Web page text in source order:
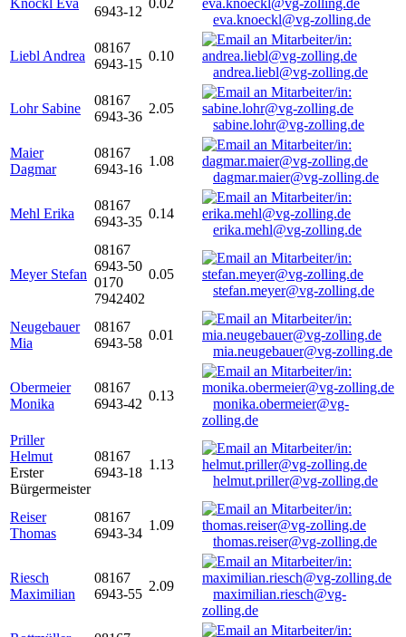
Knöckl Eva
6943-12
0.02
eva.knoeckl@vg-zolling.de
Liebl Andrea
08167
6943-15
0.10
andrea.liebl@vg-zolling.de
Lohr Sabine
08167
6943-36
2.05
sabine.lohr@vg-zolling.de
Maier
Dagmar
08167
6943-16
1.08
dagmar.maier@vg-zolling.de
Mehl Erika
08167
6943-35
0.14
erika.mehl@vg-zolling.de
Meyer Stefan
08167
6943-50
0170
7942402
0.05
stefan.meyer@vg-zolling.de
Neugebauer
Mia
08167
6943-58
0.01
mia.neugebauer@vg-zolling.de
Obermeier
Monika
08167
6943-42
0.13
monika.obermeier@vg-
zolling.de
Priller
Helmut
Erster
Bürgermeister
08167
6943-18
1.13
helmut.priller@vg-zolling.de
Reiser
Thomas
08167
6943-34
1.09
thomas.reiser@vg-zolling.de
Riesch
Maximilian
08167
6943-55
2.09
maximilian.riesch@vg-
zolling.de